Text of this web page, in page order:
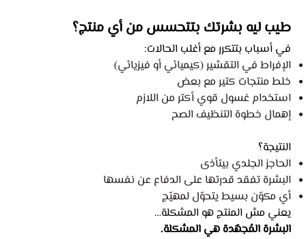
طيب ليه بشرتك بتتحسس من أي منتج؟
في أسباب بتتكرر مع أغلب الحالات:
الإفراط في التقشير (كيميائي أو فيزيائي)
خلط منتجات كتير مع بعض
استخدام غسول قوي أكتر من اللازم
إهمال خطوة التنظيف الصح
النتيجة؟
الحاجز الجلدي بيتأذى
البشرة تفقد قدرتها على الدفاع عن نفسها
أي مكوّن بسيط يتحوّل لمهيّج
يعني مش المنتج هو المشكلة…
البشرة المُجهَدة هي المشكلة.